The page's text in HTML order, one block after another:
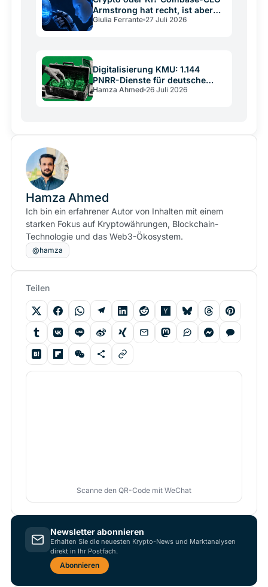
Armstrong hat recht, ist aber
kein neutraler Schiedsrichter
Giulia Ferrante 27 Juli 2026
Digitalisierung KMU: 1.144
PNRR-Dienste für deutsche
Mittelständler
Hamza Ahmed 26 Juli 2026
Hamza Ahmed
Ich bin ein erfahrener Autor von Inhalten mit einem
starken Fokus auf Kryptowährungen, Blockchain-
Technologie und das Web3-Ökosystem.
@hamza
Teilen
Scanne den QR-Code mit WeChat
Newsletter abonnieren
Erhalten Sie die neuesten Krypto-News und Marktanalysen
direkt in Ihr Postfach.
Abonnieren